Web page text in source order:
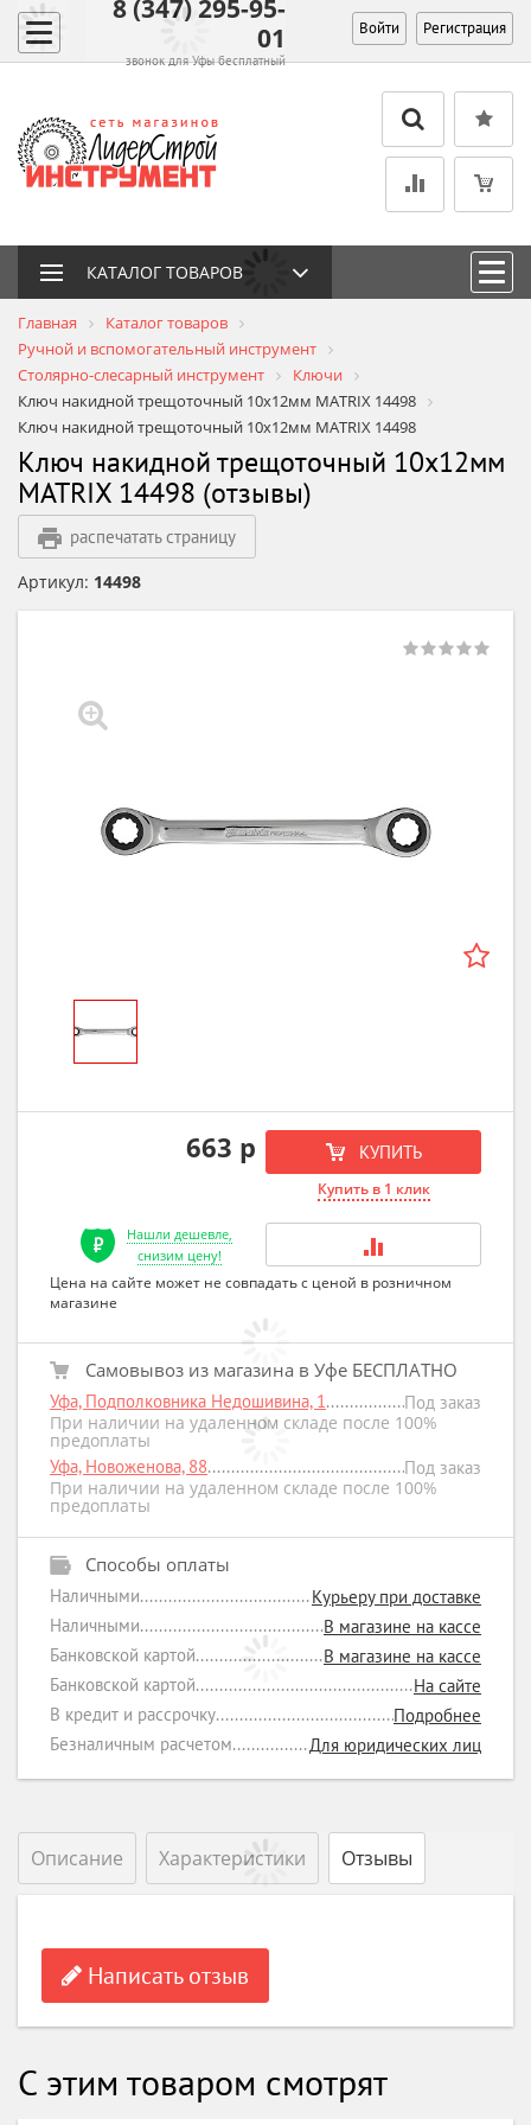
8 (347) 295-95-
01
звонок для Уфы бесплатный
Войти Регистрация
КАТАЛОГ ТОВАРОВ
Главная
Каталог товаров
Ручной и вспомогательный инструмент
Столярно-слесарный инструмент
Ключи
Ключ накидной трещоточный 10х12мм MATRIX 14498
Ключ накидной трещоточный 10х12мм MATRIX 14498
Ключ накидной трещоточный 10х12мм
MATRIX 14498 (отзывы)
распечатать страницу
Артикул: 14498
663 р КУПИТЬ
Купить в 1 клик
Нашли дешевле,
снизим цену!
Цена на сайте может не совпадать с ценой в розничном
магазине
Самовывоз из магазина в Уфе БЕСПЛАТНО
Уфа, Подполковника Недошивина, 1
Под заказ
При наличии на удаленном складе после 100%
предоплаты
Уфа, Новоженова, 88
Под заказ
При наличии на удаленном складе после 100%
предоплаты
Способы оплаты
Наличными
Курьеру при доставке
Наличными
В магазине на кассе
Банковской картой
В магазине на кассе
Банковской картой
На сайте
В кредит и рассрочку
Подробнее
Безналичным расчетом
Для юридических лиц
Описание Характеристики Отзывы
Написать отзыв
С этим товаром смотрят